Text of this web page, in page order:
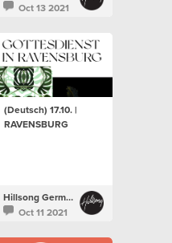
Oct 13 2021
(Deutsch) 17.10. |
RAVENSBURG
Hillsong Germany
Oct 11 2021